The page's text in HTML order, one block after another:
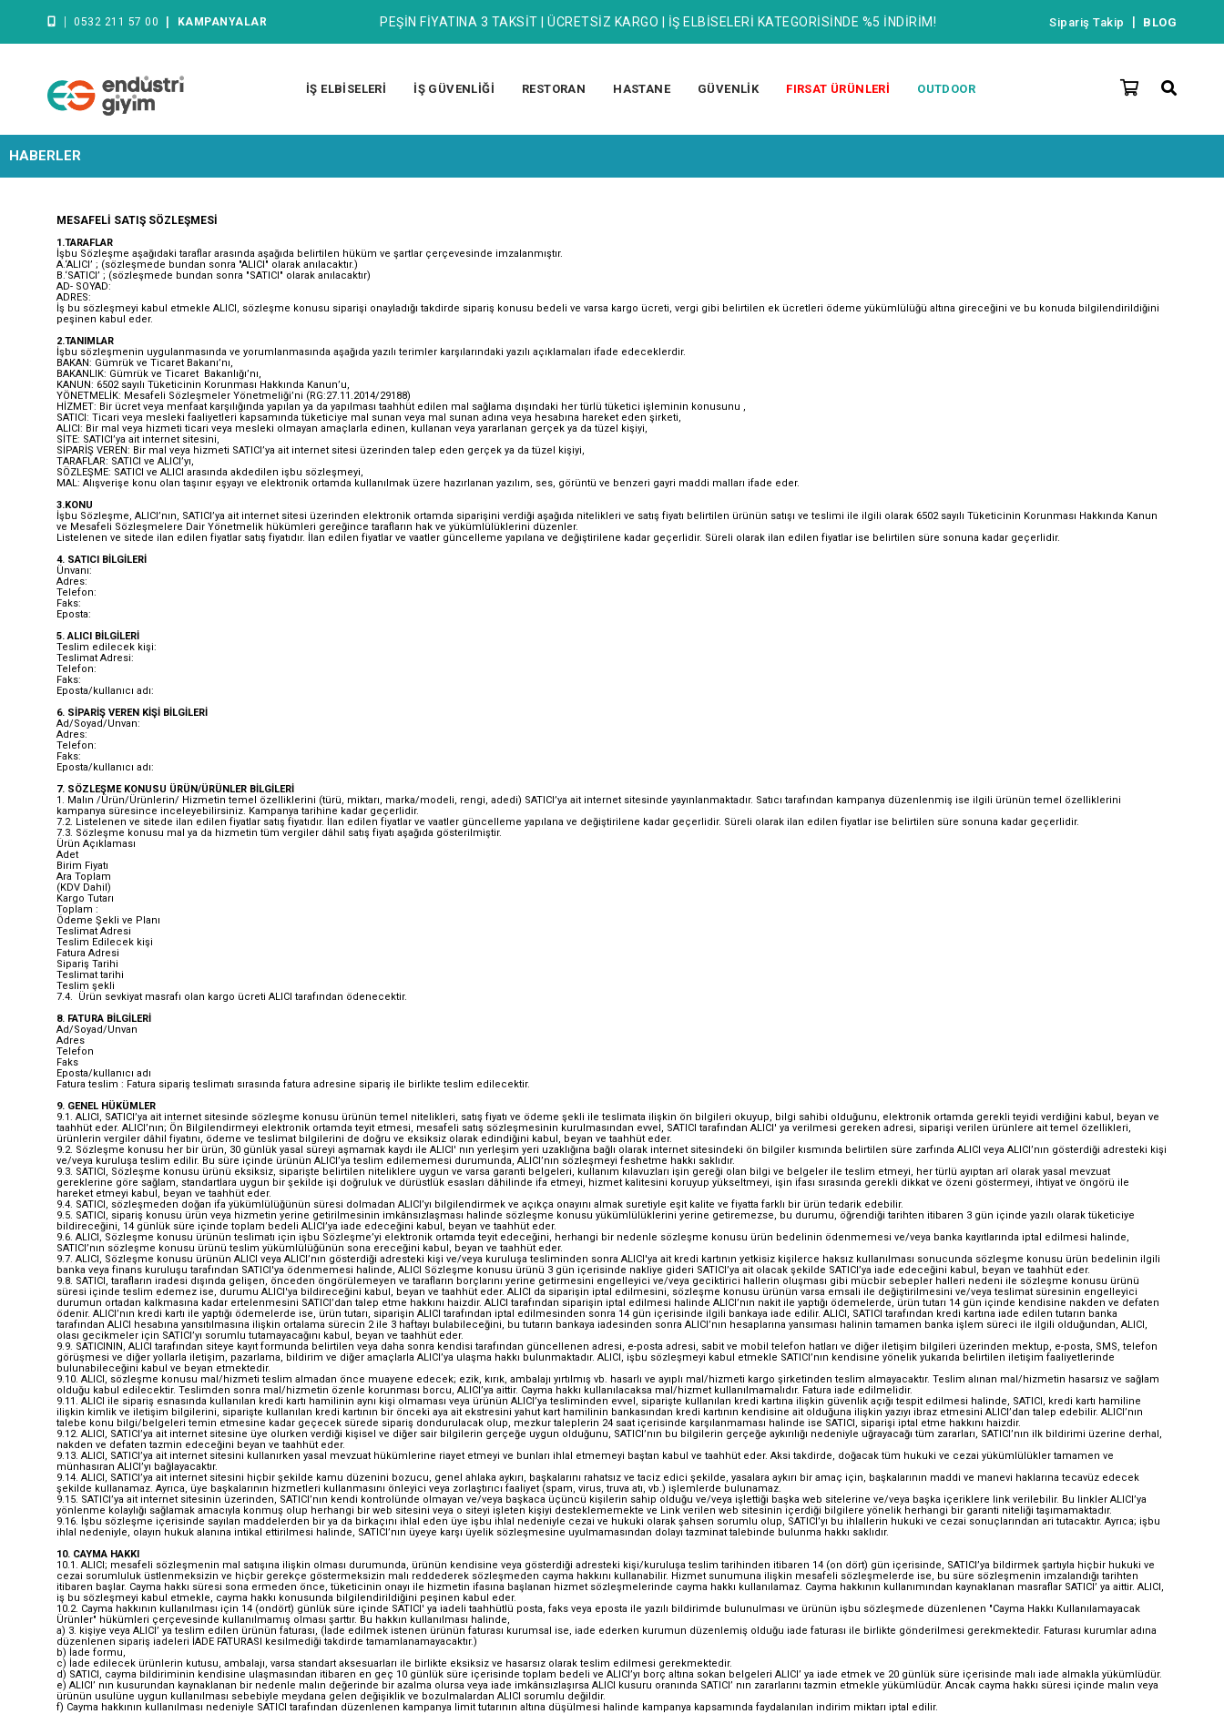
0532 211 57 00 KAMPANYALAR PEŞİN FİYATINA 3 TAKSİT | ÜCRETSİZ KARGO | İŞ ELBİSELERİ KATEGORİSİNDE %5 İNDİRİM! Sipariş Takip BLOG
İŞ ELBİSELERİ İŞ GÜVENLİĞİ RESTORAN HASTANE GÜVENLİK FIRSAT ÜRÜNLERİ OUTDOOR
HABERLER
MESAFELİ SATIŞ SÖZLEŞMESİ
1.TARAFLAR
İşbu Sözleşme aşağıdaki taraflar arasında aşağıda belirtilen hüküm ve şartlar çerçevesinde imzalanmıştır.
A.‘ALICI’ ; (sözleşmede bundan sonra "ALICI" olarak anılacaktır.)
B.‘SATICI’ ; (sözleşmede bundan sonra "SATICI" olarak anılacaktır)
AD- SOYAD:
ADRES:
İş bu sözleşmeyi kabul etmekle ALICI, sözleşme konusu siparişi onayladığı takdirde sipariş konusu bedeli ve varsa kargo ücreti, vergi gibi belirtilen ek ücretleri ödeme yükümlülüğü altına gireceğini ve bu konuda bilgilendirildiğini
peşinen kabul eder.
2.TANIMLAR
İşbu sözleşmenin uygulanmasında ve yorumlanmasında aşağıda yazılı terimler karşılarındaki yazılı açıklamaları ifade edeceklerdir.
BAKAN: Gümrük ve Ticaret Bakanı’nı,
BAKANLIK: Gümrük ve Ticaret Bakanlığı’nı,
KANUN: 6502 sayılı Tüketicinin Korunması Hakkında Kanun’u,
YÖNETMELİK: Mesafeli Sözleşmeler Yönetmeliği’ni (RG:27.11.2014/29188)
HİZMET: Bir ücret veya menfaat karşılığında yapılan ya da yapılması taahhüt edilen mal sağlama dışındaki her türlü tüketici işleminin konusunu ,
SATICI: Ticari veya mesleki faaliyetleri kapsamında tüketiciye mal sunan veya mal sunan adına veya hesabına hareket eden şirketi,
ALICI: Bir mal veya hizmeti ticari veya mesleki olmayan amaçlarla edinen, kullanan veya yararlanan gerçek ya da tüzel kişiyi,
SİTE: SATICI’ya ait internet sitesini,
SİPARİŞ VEREN: Bir mal veya hizmeti SATICI’ya ait internet sitesi üzerinden talep eden gerçek ya da tüzel kişiyi,
TARAFLAR: SATICI ve ALICI’yı,
SÖZLEŞME: SATICI ve ALICI arasında akdedilen işbu sözleşmeyi,
MAL: Alışverişe konu olan taşınır eşyayı ve elektronik ortamda kullanılmak üzere hazırlanan yazılım, ses, görüntü ve benzeri gayri maddi malları ifade eder.
3.KONU
İşbu Sözleşme, ALICI’nın, SATICI’ya ait internet sitesi üzerinden elektronik ortamda siparişini verdiği aşağıda nitelikleri ve satış fiyatı belirtilen ürünün satışı ve teslimi ile ilgili olarak 6502 sayılı Tüketicinin Korunması Hakkında Kanun
ve Mesafeli Sözleşmelere Dair Yönetmelik hükümleri gereğince tarafların hak ve yükümlülüklerini düzenler.
Listelenen ve sitede ilan edilen fiyatlar satış fiyatıdır. İlan edilen fiyatlar ve vaatler güncelleme yapılana ve değiştirilene kadar geçerlidir. Süreli olarak ilan edilen fiyatlar ise belirtilen süre sonuna kadar geçerlidir.
4. SATICI BİLGİLERİ
Ünvanı:
Adres:
Telefon:
Faks:
Eposta:
5. ALICI BİLGİLERİ
Teslim edilecek kişi:
Teslimat Adresi:
Telefon:
Faks:
Eposta/kullanıcı adı:
6. SİPARİŞ VEREN KİŞİ BİLGİLERİ
Ad/Soyad/Unvan:
Adres:
Telefon:
Faks:
Eposta/kullanıcı adı:
7. SÖZLEŞME KONUSU ÜRÜN/ÜRÜNLER BİLGİLERİ
1. Malın /Ürün/Ürünlerin/ Hizmetin temel özelliklerini (türü, miktarı, marka/modeli, rengi, adedi) SATICI’ya ait internet sitesinde yayınlanmaktadır. Satıcı tarafından kampanya düzenlenmiş ise ilgili ürünün temel özelliklerini
kampanya süresince inceleyebilirsiniz. Kampanya tarihine kadar geçerlidir.
7.2. Listelenen ve sitede ilan edilen fiyatlar satış fiyatıdır. İlan edilen fiyatlar ve vaatler güncelleme yapılana ve değiştirilene kadar geçerlidir. Süreli olarak ilan edilen fiyatlar ise belirtilen süre sonuna kadar geçerlidir.
7.3. Sözleşme konusu mal ya da hizmetin tüm vergiler dâhil satış fiyatı aşağıda gösterilmiştir.
Ürün Açıklaması
Adet
Birim Fiyatı
Ara Toplam
(KDV Dahil)
Kargo Tutarı
Toplam :
Ödeme Şekli ve Planı
Teslimat Adresi
Teslim Edilecek kişi
Fatura Adresi
Sipariş Tarihi
Teslimat tarihi
Teslim şekli
7.4. Ürün sevkiyat masrafı olan kargo ücreti ALICI tarafından ödenecektir.
8. FATURA BİLGİLERİ
Ad/Soyad/Unvan
Adres
Telefon
Faks
Eposta/kullanıcı adı
Fatura teslim : Fatura sipariş teslimatı sırasında fatura adresine sipariş ile birlikte teslim edilecektir.
9. GENEL HÜKÜMLER
9.1. ALICI, SATICI’ya ait internet sitesinde sözleşme konusu ürünün temel nitelikleri, satış fiyatı ve ödeme şekli ile teslimata ilişkin ön bilgileri okuyup, bilgi sahibi olduğunu, elektronik ortamda gerekli teyidi verdiğini kabul, beyan ve
taahhüt eder. ALICI’nın; Ön Bilgilendirmeyi elektronik ortamda teyit etmesi, mesafeli satış sözleşmesinin kurulmasından evvel, SATICI tarafından ALICI' ya verilmesi gereken adresi, siparişi verilen ürünlere ait temel özellikleri,
ürünlerin vergiler dâhil fiyatını, ödeme ve teslimat bilgilerini de doğru ve eksiksiz olarak edindiğini kabul, beyan ve taahhüt eder.
9.2. Sözleşme konusu her bir ürün, 30 günlük yasal süreyi aşmamak kaydı ile ALICI' nın yerleşim yeri uzaklığına bağlı olarak internet sitesindeki ön bilgiler kısmında belirtilen süre zarfında ALICI veya ALICI’nın gösterdiği adresteki kişi
ve/veya kuruluşa teslim edilir. Bu süre içinde ürünün ALICI’ya teslim edilememesi durumunda, ALICI’nın sözleşmeyi feshetme hakkı saklıdır.
9.3. SATICI, Sözleşme konusu ürünü eksiksiz, siparişte belirtilen niteliklere uygun ve varsa garanti belgeleri, kullanım kılavuzları işin gereği olan bilgi ve belgeler ile teslim etmeyi, her türlü ayıptan arî olarak yasal mevzuat
gereklerine göre sağlam, standartlara uygun bir şekilde işi doğruluk ve dürüstlük esasları dâhilinde ifa etmeyi, hizmet kalitesini koruyup yükseltmeyi, işin ifası sırasında gerekli dikkat ve özeni göstermeyi, ihtiyat ve öngörü ile
hareket etmeyi kabul, beyan ve taahhüt eder.
9.4. SATICI, sözleşmeden doğan ifa yükümlülüğünün süresi dolmadan ALICI’yı bilgilendirmek ve açıkça onayını almak suretiyle eşit kalite ve fiyatta farklı bir ürün tedarik edebilir.
9.5. SATICI, sipariş konusu ürün veya hizmetin yerine getirilmesinin imkânsızlaşması halinde sözleşme konusu yükümlülüklerini yerine getiremezse, bu durumu, öğrendiği tarihten itibaren 3 gün içinde yazılı olarak tüketiciye
bildireceğini, 14 günlük süre içinde toplam bedeli ALICI’ya iade edeceğini kabul, beyan ve taahhüt eder.
9.6. ALICI, Sözleşme konusu ürünün teslimatı için işbu Sözleşme’yi elektronik ortamda teyit edeceğini, herhangi bir nedenle sözleşme konusu ürün bedelinin ödenmemesi ve/veya banka kayıtlarında iptal edilmesi halinde,
SATICI’nın sözleşme konusu ürünü teslim yükümlülüğünün sona ereceğini kabul, beyan ve taahhüt eder.
9.7. ALICI, Sözleşme konusu ürünün ALICI veya ALICI’nın gösterdiği adresteki kişi ve/veya kuruluşa tesliminden sonra ALICI'ya ait kredi kartının yetkisiz kişilerce haksız kullanılması sonucunda sözleşme konusu ürün bedelinin ilgili
banka veya finans kuruluşu tarafından SATICI'ya ödenmemesi halinde, ALICI Sözleşme konusu ürünü 3 gün içerisinde nakliye gideri SATICI’ya ait olacak şekilde SATICI’ya iade edeceğini kabul, beyan ve taahhüt eder.
9.8. SATICI, tarafların iradesi dışında gelişen, önceden öngörülemeyen ve tarafların borçlarını yerine getirmesini engelleyici ve/veya geciktirici hallerin oluşması gibi mücbir sebepler halleri nedeni ile sözleşme konusu ürünü
süresi içinde teslim edemez ise, durumu ALICI'ya bildireceğini kabul, beyan ve taahhüt eder. ALICI da siparişin iptal edilmesini, sözleşme konusu ürünün varsa emsali ile değiştirilmesini ve/veya teslimat süresinin engelleyici
durumun ortadan kalkmasına kadar ertelenmesini SATICI’dan talep etme hakkını haizdir. ALICI tarafından siparişin iptal edilmesi halinde ALICI’nın nakit ile yaptığı ödemelerde, ürün tutarı 14 gün içinde kendisine nakden ve defaten
ödenir. ALICI’nın kredi kartı ile yaptığı ödemelerde ise, ürün tutarı, siparişin ALICI tarafından iptal edilmesinden sonra 14 gün içerisinde ilgili bankaya iade edilir. ALICI, SATICI tarafından kredi kartına iade edilen tutarın banka
tarafından ALICI hesabına yansıtılmasına ilişkin ortalama sürecin 2 ile 3 haftayı bulabileceğini, bu tutarın bankaya iadesinden sonra ALICI’nın hesaplarına yansıması halinin tamamen banka işlem süreci ile ilgili olduğundan, ALICI,
olası gecikmeler için SATICI’yı sorumlu tutamayacağını kabul, beyan ve taahhüt eder.
9.9. SATICININ, ALICI tarafından siteye kayıt formunda belirtilen veya daha sonra kendisi tarafından güncellenen adresi, e-posta adresi, sabit ve mobil telefon hatları ve diğer iletişim bilgileri üzerinden mektup, e-posta, SMS, telefon
görüşmesi ve diğer yollarla iletişim, pazarlama, bildirim ve diğer amaçlarla ALICI’ya ulaşma hakkı bulunmaktadır. ALICI, işbu sözleşmeyi kabul etmekle SATICI’nın kendisine yönelik yukarıda belirtilen iletişim faaliyetlerinde
bulunabileceğini kabul ve beyan etmektedir.
9.10. ALICI, sözleşme konusu mal/hizmeti teslim almadan önce muayene edecek; ezik, kırık, ambalajı yırtılmış vb. hasarlı ve ayıplı mal/hizmeti kargo şirketinden teslim almayacaktır. Teslim alınan mal/hizmetin hasarsız ve sağlam
olduğu kabul edilecektir. Teslimden sonra mal/hizmetin özenle korunması borcu, ALICI’ya aittir. Cayma hakkı kullanılacaksa mal/hizmet kullanılmamalıdır. Fatura iade edilmelidir.
9.11. ALICI ile sipariş esnasında kullanılan kredi kartı hamilinin aynı kişi olmaması veya ürünün ALICI’ya tesliminden evvel, siparişte kullanılan kredi kartına ilişkin güvenlik açığı tespit edilmesi halinde, SATICI, kredi kartı hamiline
ilişkin kimlik ve iletişim bilgilerini, siparişte kullanılan kredi kartının bir önceki aya ait ekstresini yahut kart hamilinin bankasından kredi kartının kendisine ait olduğuna ilişkin yazıyı ibraz etmesini ALICI’dan talep edebilir. ALICI’nın
talebe konu bilgi/belgeleri temin etmesine kadar geçecek sürede sipariş dondurulacak olup, mezkur taleplerin 24 saat içerisinde karşılanmaması halinde ise SATICI, siparişi iptal etme hakkını haizdir.
9.12. ALICI, SATICI’ya ait internet sitesine üye olurken verdiği kişisel ve diğer sair bilgilerin gerçeğe uygun olduğunu, SATICI’nın bu bilgilerin gerçeğe aykırılığı nedeniyle uğrayacağı tüm zararları, SATICI’nın ilk bildirimi üzerine derhal,
nakden ve defaten tazmin edeceğini beyan ve taahhüt eder.
9.13. ALICI, SATICI’ya ait internet sitesini kullanırken yasal mevzuat hükümlerine riayet etmeyi ve bunları ihlal etmemeyi baştan kabul ve taahhüt eder. Aksi takdirde, doğacak tüm hukuki ve cezai yükümlülükler tamamen ve
münhasıran ALICI’yı bağlayacaktır.
9.14. ALICI, SATICI’ya ait internet sitesini hiçbir şekilde kamu düzenini bozucu, genel ahlaka aykırı, başkalarını rahatsız ve taciz edici şekilde, yasalara aykırı bir amaç için, başkalarının maddi ve manevi haklarına tecavüz edecek
şekilde kullanamaz. Ayrıca, üye başkalarının hizmetleri kullanmasını önleyici veya zorlaştırıcı faaliyet (spam, virus, truva atı, vb.) işlemlerde bulunamaz.
9.15. SATICI’ya ait internet sitesinin üzerinden, SATICI’nın kendi kontrolünde olmayan ve/veya başkaca üçüncü kişilerin sahip olduğu ve/veya işlettiği başka web sitelerine ve/veya başka içeriklere link verilebilir. Bu linkler ALICI’ya
yönlenme kolaylığı sağlamak amacıyla konmuş olup herhangi bir web sitesini veya o siteyi işleten kişiyi desteklememekte ve Link verilen web sitesinin içerdiği bilgilere yönelik herhangi bir garanti niteliği taşımamaktadır.
9.16. İşbu sözleşme içerisinde sayılan maddelerden bir ya da birkaçını ihlal eden üye işbu ihlal nedeniyle cezai ve hukuki olarak şahsen sorumlu olup, SATICI’yı bu ihlallerin hukuki ve cezai sonuçlarından ari tutacaktır. Ayrıca; işbu
ihlal nedeniyle, olayın hukuk alanına intikal ettirilmesi halinde, SATICI’nın üyeye karşı üyelik sözleşmesine uyulmamasından dolayı tazminat talebinde bulunma hakkı saklıdır.
10. CAYMA HAKKI
10.1. ALICI; mesafeli sözleşmenin mal satışına ilişkin olması durumunda, ürünün kendisine veya gösterdiği adresteki kişi/kuruluşa teslim tarihinden itibaren 14 (on dört) gün içerisinde, SATICI’ya bildirmek şartıyla hiçbir hukuki ve
cezai sorumluluk üstlenmeksizin ve hiçbir gerekçe göstermeksizin malı reddederek sözleşmeden cayma hakkını kullanabilir. Hizmet sunumuna ilişkin mesafeli sözleşmelerde ise, bu süre sözleşmenin imzalandığı tarihten
itibaren başlar. Cayma hakkı süresi sona ermeden önce, tüketicinin onayı ile hizmetin ifasına başlanan hizmet sözleşmelerinde cayma hakkı kullanılamaz. Cayma hakkının kullanımından kaynaklanan masraflar SATICI’ ya aittir. ALICI,
iş bu sözleşmeyi kabul etmekle, cayma hakkı konusunda bilgilendirildiğini peşinen kabul eder.
10.2. Cayma hakkının kullanılması için 14 (ondört) günlük süre içinde SATICI' ya iadeli taahhütlü posta, faks veya eposta ile yazılı bildirimde bulunulması ve ürünün işbu sözleşmede düzenlenen "Cayma Hakkı Kullanılamayacak
Ürünler" hükümleri çerçevesinde kullanılmamış olması şarttır. Bu hakkın kullanılması halinde,
a) 3. kişiye veya ALICI’ ya teslim edilen ürünün faturası, (İade edilmek istenen ürünün faturası kurumsal ise, iade ederken kurumun düzenlemiş olduğu iade faturası ile birlikte gönderilmesi gerekmektedir. Faturası kurumlar adına
düzenlenen sipariş iadeleri İADE FATURASI kesilmediği takdirde tamamlanamayacaktır.)
b) İade formu,
c) İade edilecek ürünlerin kutusu, ambalajı, varsa standart aksesuarları ile birlikte eksiksiz ve hasarsız olarak teslim edilmesi gerekmektedir.
d) SATICI, cayma bildiriminin kendisine ulaşmasından itibaren en geç 10 günlük süre içerisinde toplam bedeli ve ALICI’yı borç altına sokan belgeleri ALICI’ ya iade etmek ve 20 günlük süre içerisinde malı iade almakla yükümlüdür.
e) ALICI’ nın kusurundan kaynaklanan bir nedenle malın değerinde bir azalma olursa veya iade imkânsızlaşırsa ALICI kusuru oranında SATICI’ nın zararlarını tazmin etmekle yükümlüdür. Ancak cayma hakkı süresi içinde malın veya
ürünün usulüne uygun kullanılması sebebiyle meydana gelen değişiklik ve bozulmalardan ALICI sorumlu değildir.
f) Cayma hakkının kullanılması nedeniyle SATICI tarafından düzenlenen kampanya limit tutarının altına düşülmesi halinde kampanya kapsamında faydalanılan indirim miktarı iptal edilir.